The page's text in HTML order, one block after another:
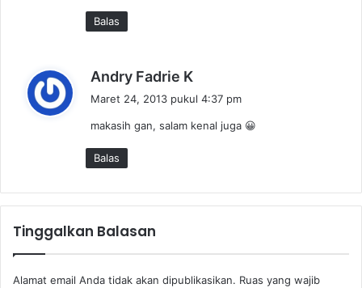
Balas
Andry Fadrie K
e
k
:
Maret 24, 2013 pukul 4:37 pm
makasih gan, salam kenal juga 😀
Balas
Tinggalkan Balasan
Alamat email Anda tidak akan dipublikasikan. Ruas yang wajib